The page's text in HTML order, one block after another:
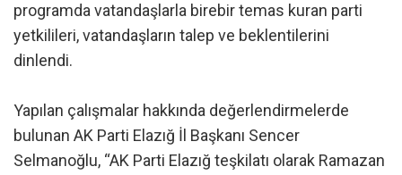
programda vatandaşlarla birebir temas kuran parti
yetkilileri, vatandaşların talep ve beklentilerini
dinlendi.
Yapılan çalışmalar hakkında değerlendirmelerde
bulunan AK Parti Elazığ İl Başkanı Sencer
Selmanoğlu, “AK Parti Elazığ teşkilatı olarak Ramazan